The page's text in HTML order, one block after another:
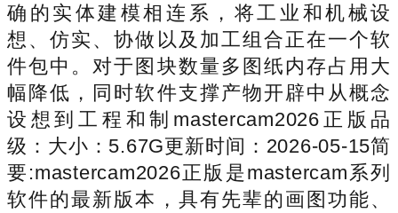
确的实体建模相连系，将工业和机械设
想、仿实、协做以及加工组合正在一个软
件包中。对于图块数量多图纸内存占用大
幅降低，同时软件支撑产物开辟中从概念
设想到工程和制mastercam2026正版品
级：大小：5.67G更新时间：2026-05-15简
要:mastercam2026正版是mastercam系列
软件的最新版本，具有先辈的画图功能、